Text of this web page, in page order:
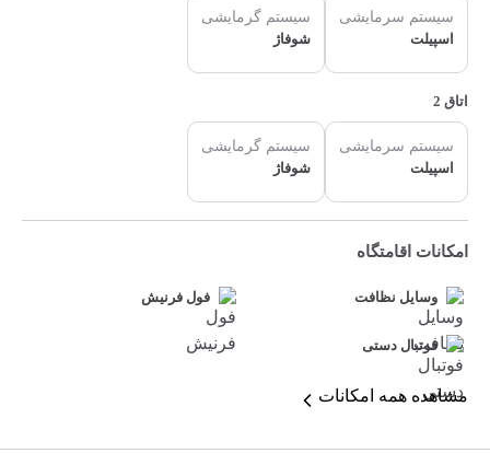
سیستم سرمایشی
اسپیلت
سیستم گرمایشی
شوفاژ
اتاق 2
سیستم سرمایشی
اسپیلت
سیستم گرمایشی
شوفاژ
امکانات اقامتگاه
وسایل نظافت فول فرنیش
فوتبال دستی
مشاهده همه امکانات